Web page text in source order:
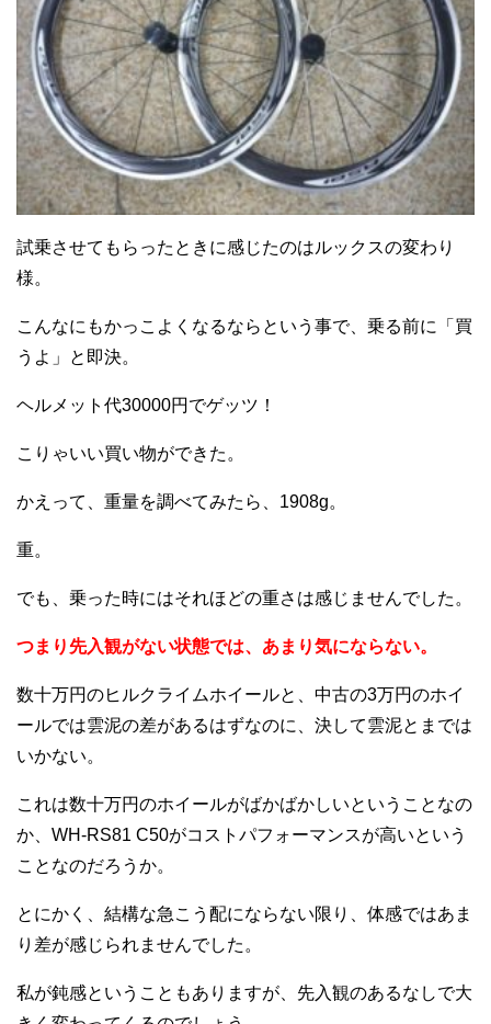
試乗させてもらったときに感じたのはルックスの変わり
様。
こんなにもかっこよくなるならという事で、乗る前に「買
うよ」と即決。
ヘルメット代30000円でゲッツ！
こりゃいい買い物ができた。
かえって、重量を調べてみたら、1908g。
重。
でも、乗った時にはそれほどの重さは感じませんでした。
つまり先入観がない状態では、あまり気にならない。
数十万円のヒルクライムホイールと、中古の3万円のホイ
ールでは雲泥の差があるはずなのに、決して雲泥とまでは
いかない。
これは数十万円のホイールがばかばかしいということなの
か、WH-RS81 C50がコストパフォーマンスが高いという
ことなのだろうか。
とにかく、結構な急こう配にならない限り、体感ではあま
り差が感じられませんでした。
私が鈍感ということもありますが、先入観のあるなしで大